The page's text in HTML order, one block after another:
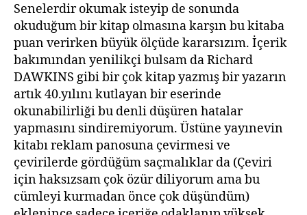
Senelerdir okumak isteyip de sonunda
okuduğum bir kitap olmasına karşın bu kitaba
puan verirken büyük ölçüde kararsızım. İçerik
bakımından yenilikçi bulsam da Richard
DAWKINS gibi bir çok kitap yazmış bir yazarın
artık 40.yılını kutlayan bir eserinde
okunabilirliği bu denli düşüren hatalar
yapmasını sindiremiyorum. Üstüne yayınevin
kitabı reklam panosuna çevirmesi ve
çevirilerde gördüğüm saçmalıklar da (Çeviri
için haksızsam çok özür diliyorum ama bu
cümleyi kurmadan önce çok düşündüm)